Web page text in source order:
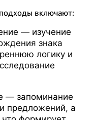
включают:
— изучение
знака
логику и
— запоминание
предложений, а